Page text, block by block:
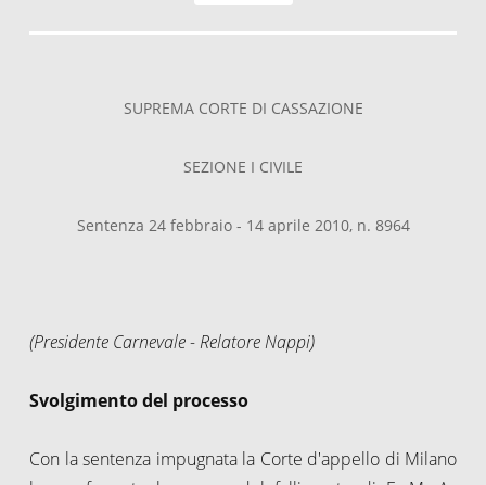
SUPREMA CORTE DI CASSAZIONE
SEZIONE I CIVILE
Sentenza 24 febbraio - 14 aprile 2010, n. 8964
(Presidente Carnevale - Relatore Nappi)
Svolgimento del processo
Con la sentenza impugnata la Corte d'appello di Milano